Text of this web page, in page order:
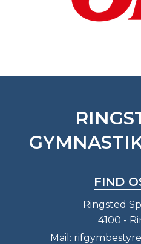
FIND
Ringsted
4100 -
Mail: